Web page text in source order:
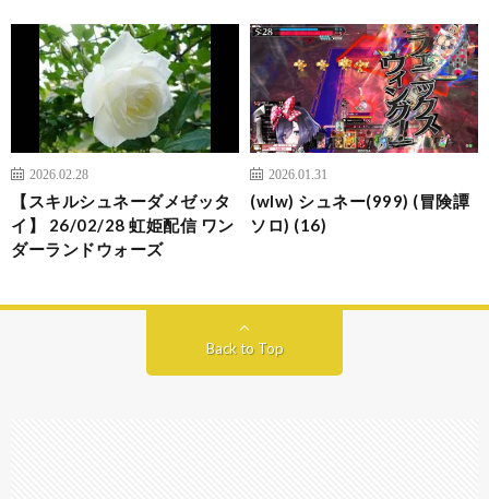
2026.02.28
【スキルシュネーダメゼッタ
イ】 26/02/28 虹姫配信 ワン
ダーランドウォーズ
2026.01.31
(wlw) シュネー(999) (冒険譚
ソロ) (16)
Back to Top